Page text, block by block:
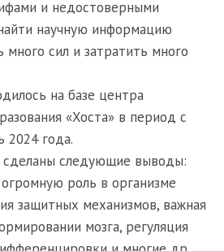
и недостоверными
научную информацию
сил и затратить много
на базе центра
«Хоста» в период с
2024 года.
следующие выводы:
роль в организме
защитных механизмов, важная
мозга, регуляция